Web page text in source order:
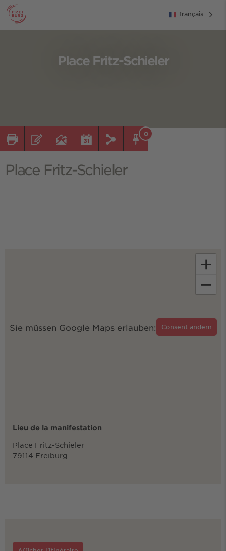
français
Place Fritz-Schieler
0
Place Fritz-Schieler
Sie müssen Google Maps erlauben: Consent ändern
+
−
Lieu de la manifestation
Place Fritz-Schieler
79114 Freiburg